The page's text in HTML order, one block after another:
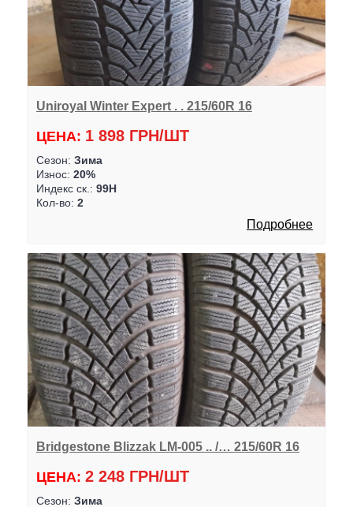
Uniroyal Winter Expert . . 215/60R 16
ЦЕНА: 1 898 ГРН/ШТ
Сезон: Зима
Износ: 20%
Индекс ск.: 99H
Кол-во: 2
Подробнее
Bridgestone Blizzak LM-005 .. /… 215/60R 16
ЦЕНА: 2 248 ГРН/ШТ
Сезон: Зима